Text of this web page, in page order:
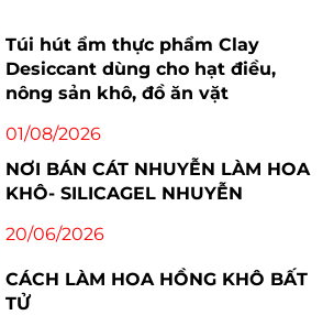
Túi hút ẩm thực phẩm Clay
Desiccant dùng cho hạt điều,
nông sản khô, đồ ăn vặt
01/08/2026
NƠI BÁN CÁT NHUYỄN LÀM HOA
KHÔ- SILICAGEL NHUYỄN
20/06/2026
CÁCH LÀM HOA HỒNG KHÔ BẤT
TỬ